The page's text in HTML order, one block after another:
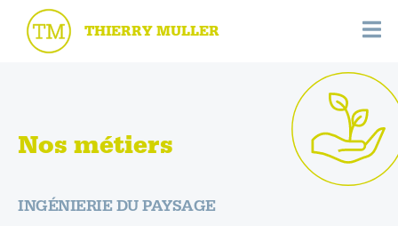
THIERRY MULLER
Nos métiers
INGÉNIERIE DU PAYSAGE